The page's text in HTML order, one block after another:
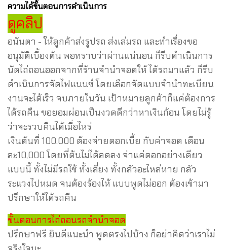
ความได้ขั้นตอนการดำเนินการ
ดูคลิป
อนันตา - ให้ลูกค้าส่งรูปรถ ส่งเล่มรถ และทำเรื่องขอ
อนุมัติเบื้องต้น พอทราบว่าผ่านแน่นอน ก็รีบดำเนินการ
นัดไถ่ถอนออกจากที่ร้านจำนำจอดให้ ได้รถมาแล้ว ก็รีบ
ดำเนินการจัดไฟแนนซ์ โดยเลือกจัดแบบจำนำทะเบียน
งานจะได้เร็ว จบภายในวัน เป้าหมายลูกค้าก็แค่ต้องการ
ได้รถคืน ขอยอมผ่อนเป็นงวดดีกว่าหาเงินก้อน โดยไม่รู้
ว่าจะรวบคืนได้เมื่อไหร่
เงินต้นที่ 100,000 ต้องจ่ายดอกเบี้ย กับค่าจอด เดือน
ละ10,000 โดยที่ต้นไม่ได้ลดลง จ่าแค่ดอกอย่างเดียว
แบบนี้ ทั้งไม่มีรถใช้ ทั้งเสี่ยง ทั้งกลัวอะไหล่หาย กลัว
ระแวงไปหมด จนต้องร้องไห้ แบบพูดไม่ออก ต้องเข้ามา
ปรึกษาให้ได้รถคืน
ขั้นตอนการไถ่ถอนรถจำนำจอด
ปรึกษาฟรี ยินดีแนะนำ พูดตรงไปบ้าง ก็อย่าคิดว่าเราไม่